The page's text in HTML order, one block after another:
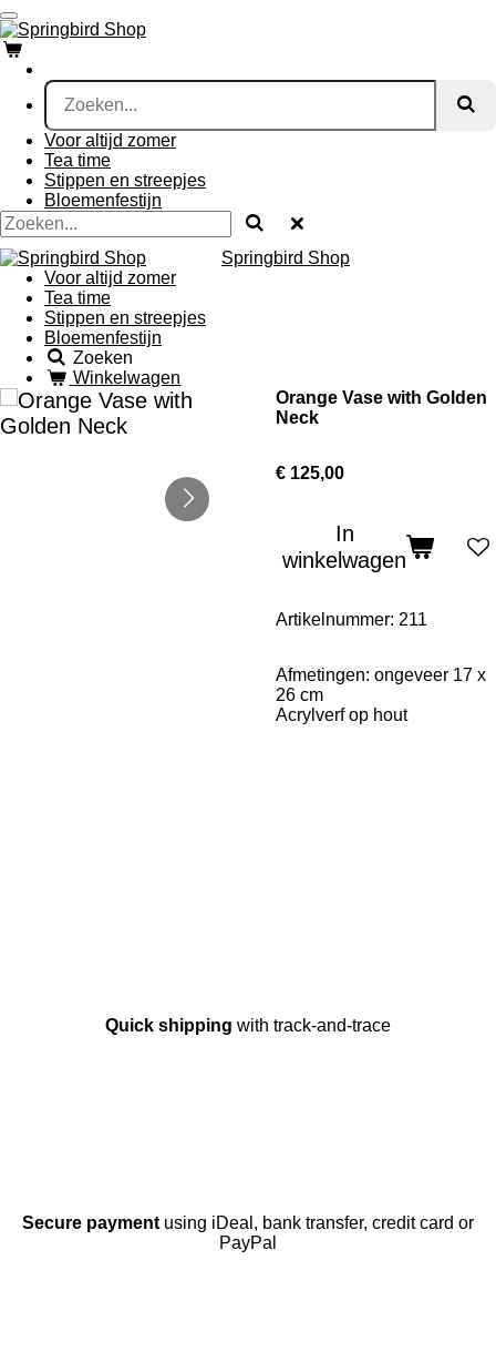
Ga
direct
naar
de
hoofdinhoud
Voor altijd zomer
Tea time
Stippen en streepjes
Bloemenfestijn
Springbird Shop
Voor altijd zomer
Tea time
Stippen en streepjes
Bloemenfestijn
Zoeken
Winkelwagen
Orange Vase with Golden
Neck
€ 125,00
In
winkelwagen
Artikelnummer: 211
Afmetingen: ongeveer 17 x
26 cm
Acrylverf op hout
Quick shipping with track-and-trace
Secure payment using iDeal, bank transfer, credit card or
PayPal